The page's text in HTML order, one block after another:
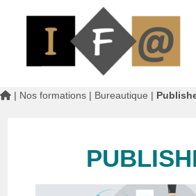
| Nos formations | Bureautique |